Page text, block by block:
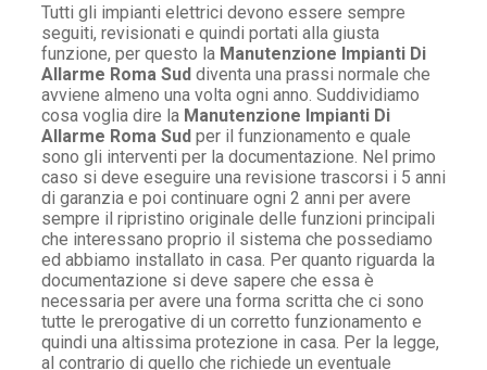
Tutti gli impianti elettrici devono essere sempre
seguiti, revisionati e quindi portati alla giusta
funzione, per questo la Manutenzione Impianti Di
Allarme Roma Sud diventa una prassi normale che
avviene almeno una volta ogni anno. Suddividiamo
cosa voglia dire la Manutenzione Impianti Di
Allarme Roma Sud per il funzionamento e quale
sono gli interventi per la documentazione. Nel primo
caso si deve eseguire una revisione trascorsi i 5 anni
di garanzia e poi continuare ogni 2 anni per avere
sempre il ripristino originale delle funzioni principali
che interessano proprio il sistema che possediamo
ed abbiamo installato in casa. Per quanto riguarda la
documentazione si deve sapere che essa è
necessaria per avere una forma scritta che ci sono
tutte le prerogative di un corretto funzionamento e
quindi una altissima protezione in casa. Per la legge,
al contrario di quello che richiede un eventuale